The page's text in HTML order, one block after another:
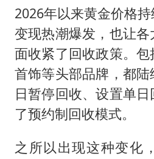
2026年以来黄金价格
变现热潮爆发，也让
面收紧了回收政策。
首饰等头部品牌，都
日暂停回收、设置单
了预约制回收模式。
之所以出现这种变化